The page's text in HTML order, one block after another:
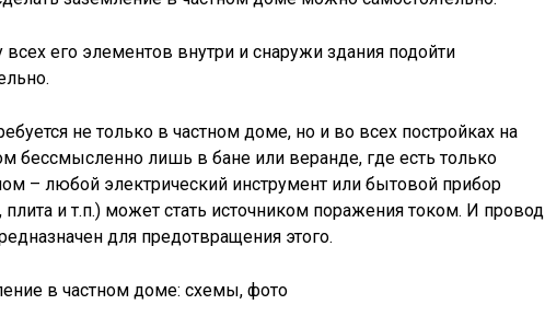
его элементов внутри и снаружи здания подойти
не только в частном доме, но и во всех постройках на
бессмысленно лишь в бане или веранде, где есть только
– любой электрический инструмент или бытовой прибор
и т.п.) может стать источником поражения током. И провод
для предотвращения этого.